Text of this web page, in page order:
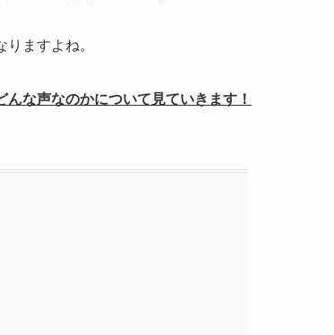
ますよね。
な声なのかについて見ていきます！